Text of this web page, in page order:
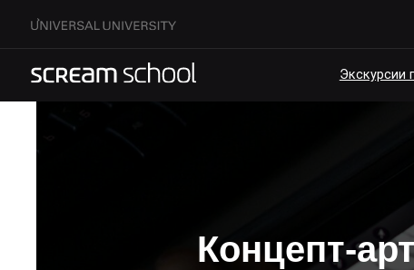
Экскурсии по
Концепт-